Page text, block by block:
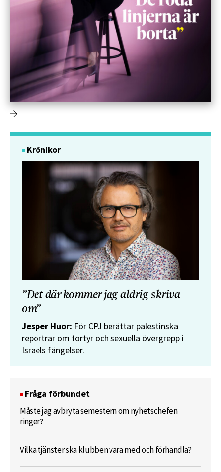
Krönikor
”Det där kommer jag aldrig skriva
om”
Jesper Huor: För CPJ berättar palestinska
reportrar om tortyr och sexuella övergrepp i
Israels fängelser.
Fråga förbundet
Måste jag avbryta semestern om nyhetschefen
ringer?
Vilka tjänster ska klubben vara med och förhandla?